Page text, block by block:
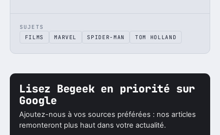
SUJETS
FILMS
MARVEL SPIDER-MAN TOM HOLLAND
Lisez Begeek en priorité sur
Google
Ajoutez-nous à vos sources préférées : nos articles
remonteront plus haut dans votre actualité.